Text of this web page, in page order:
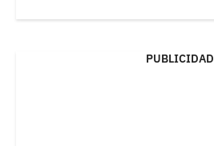
PUBLICIDAD